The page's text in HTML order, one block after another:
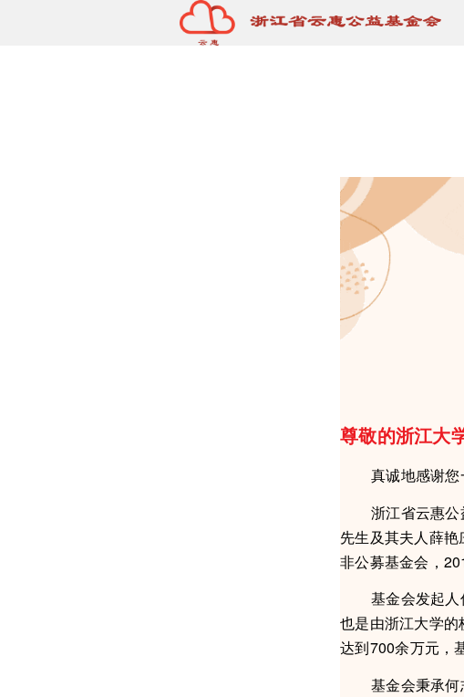
尊敬的浙江大
真诚地感谢您一
浙江省云惠公
先生及其夫人薛
非公募基金会，
基金会发起人
也是由浙江大学
达到700余万元，
基金会秉承何